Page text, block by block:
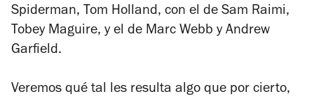
Spiderman, Tom Holland, con el de Sam Raimi,
Tobey Maguire, y el de Marc Webb y Andrew
Garfield.
Veremos qué tal les resulta algo que por cierto,